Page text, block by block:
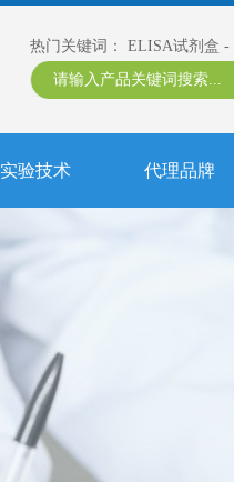
热门关键词： ELISA试剂盒 -
实验技术 代理品牌